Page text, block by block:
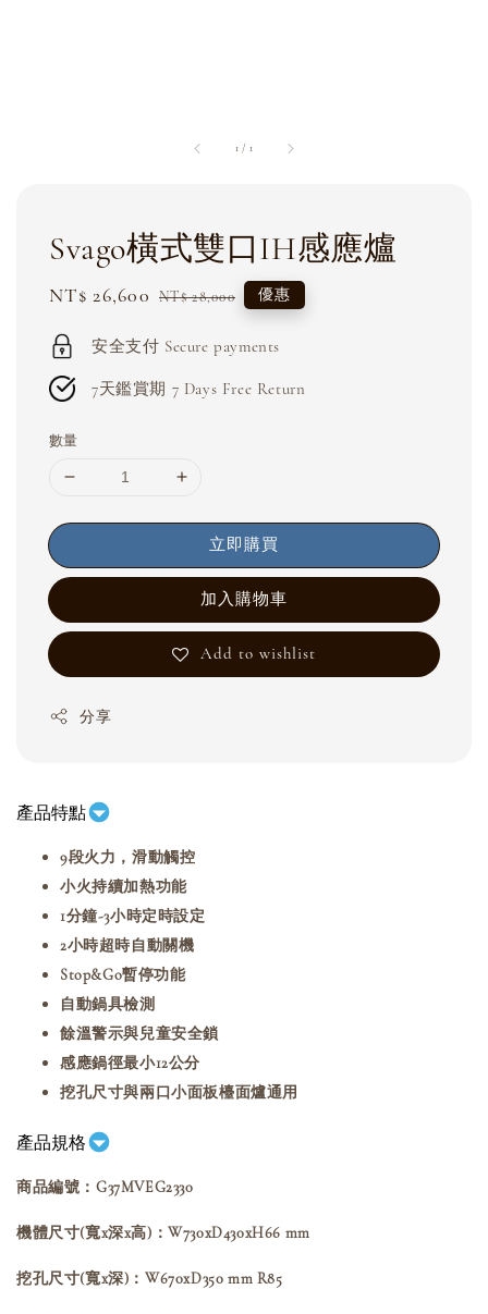
1 / 1
Svago橫式雙口IH感應爐
Sale
NT$ 26,600 Regular
NT$ 28,000 優惠
安全支付 Secure payments
7天鑑賞期 7 Days Free Return
數量
立即購買
加入購物車
Add to wishlist
分享
產品特點
9段火力，滑動觸控
小火持續加熱功能
1分鐘-3小時定時設定
2小時超時自動關機
Stop&Go暫停功能
自動鍋具檢測
餘溫警示與兒童安全鎖
感應鍋徑最小12公分
挖孔尺寸與兩口小面板檯面爐通用
產品規格
商品編號：G37MVEG2330
機體尺寸(寬x深x高)：W730xD430xH66 mm
挖孔尺寸(寬x深)：W670xD350 mm R85